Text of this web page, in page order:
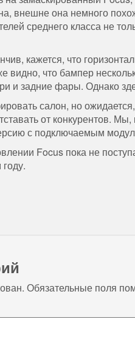
внешне она немного
среднего класса не
кажется, что
видно, что бампер
и задние фары. Однако
салон, но
от конкурентов.
с подключаемым
Focus пока не
Обязательные поля